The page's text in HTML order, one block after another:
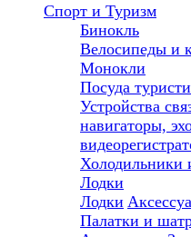
Спорт и Туризм
Бинокль
Велосипеды и
Монокли
Посуда
Устройства
навигаторы,
Холодильники
Лодки
Лодки
Палатки и